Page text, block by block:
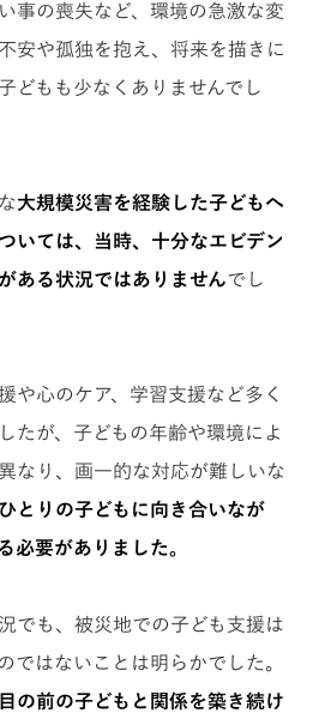
事の喪失など、環境の急激な変
安や孤独を抱え、将来を描きに
どもも少なくありませんでし
大規模災害を経験した子どもへ
いては、当時、十分なエビデン
ある状況ではありませんでし
や心のケア、学習支援など多く
たが、子どもの年齢や環境によ
なり、画一的な対応が難しいな
とりの子どもに向き合いなが
必要がありました。
でも、被災地での子ども支援は
ではないことは明らかでした。
の前の子どもと関係を築き続け